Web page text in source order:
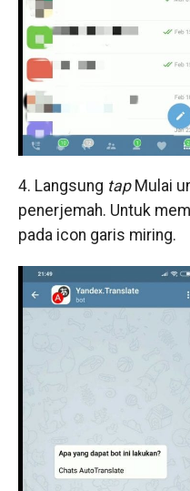
4. Langsung tapMulai
penerjemah. Untuk
pada icon garis miring.